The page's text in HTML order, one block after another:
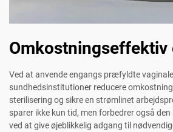
Ved at anvende engangs præfyldte
sundhedsinstitutioner reducere
sterilisering og sikre en strømlinet
sparer ikke kun tid, men forbedrer også
ved at give øjeblikkelig adgang til